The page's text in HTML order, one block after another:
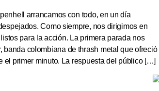
arrancamos con todo, en un día
Como siempre, nos dirigimos en
para la acción. La primera parada nos
banda colombiana de thrash metal que ofreció
el primer minuto. La respuesta del público […]